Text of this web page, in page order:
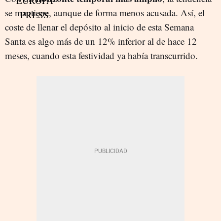
se mantiene, aunque de forma menos acusada. Así, el
coste de llenar el depósito al inicio de esta Semana
Santa es algo más de un 12% inferior al de hace 12
meses, cuando esta festividad ya había transcurrido.